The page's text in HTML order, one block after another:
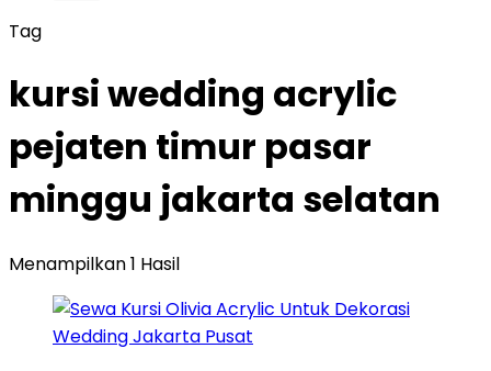
Tag
kursi wedding acrylic
pejaten timur pasar
minggu jakarta selatan
Menampilkan 1 Hasil